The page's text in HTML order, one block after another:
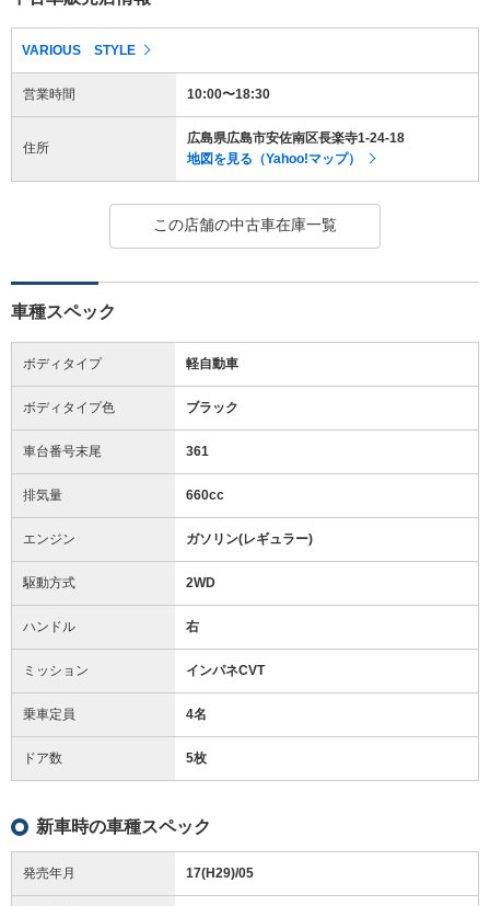
VARIOUS STYLE
営業時間 10:00〜18:30
住所
広島県広島市安佐南区長楽寺1-24-18
地図を見る（Yahoo!マップ）
この店舗の中古車在庫一覧
車種スペック
ボディタイプ 軽自動車
ボディタイプ色 ブラック
車台番号末尾 361
排気量 660cc
エンジン ガソリン(レギュラー)
駆動方式 2WD
ハンドル 右
ミッション インパネCVT
乗車定員 4名
ドア数 5枚
新車時の車種スペック
発売年月 17(H29)/05